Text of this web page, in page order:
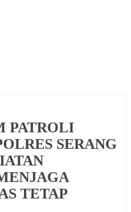
PATROLI
SERANG
TETAP